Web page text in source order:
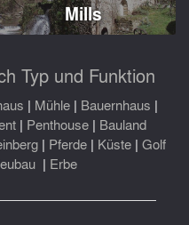
Mills
Typ und Funktion
| Mühle | Bauernhaus |
| Penthouse | Bauland
| Pferde | Küste | Golf
| Erbe